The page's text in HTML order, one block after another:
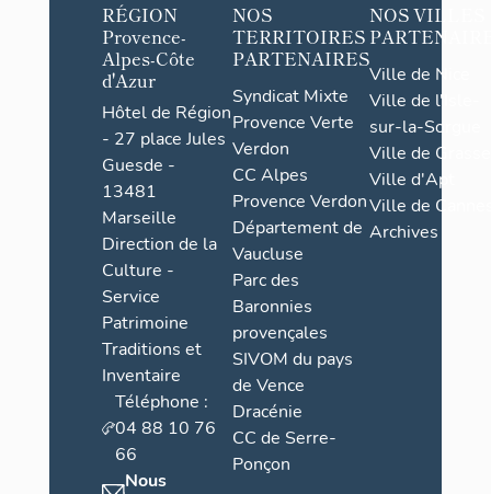
RÉGION
Provence-
Alpes-Côte
d'Azur
Hôtel de Région
- 27 place Jules
Guesde -
13481
Marseille
Direction de la
Culture -
Service
Patrimoine
Traditions et
Inventaire
Téléphone :
04 88 10 76
66
Nous
NOS
TERRITOIRES
PARTENAIRES
Syndicat Mixte
Provence Verte
Verdon
CC Alpes
Provence Verdon
Département de
Vaucluse
Parc des
Baronnies
provençales
SIVOM du pays
de Vence
Dracénie
CC de Serre-
Ponçon
NOS VILLES
Ville de Nice
Ville de l'Isle-
sur-la-Sorgue
Ville de Grasse
Ville d'Apt
Ville de
Archives